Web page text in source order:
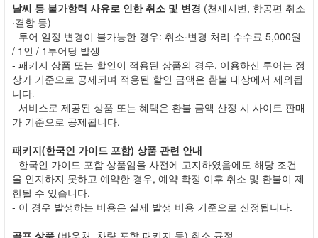
날씨 등 불가항력 사유로 인한 취소 및 변경 (천재지변, 항공편 취소
·결항 등)
- 투어 일정 변경이 불가능한 경우: 취소·변경 처리 수수료 5,000원
/ 1인 / 1투어당 발생
- 패키지 상품 또는 할인이 적용된 상품의 경우, 이용하신 투어는 정
상가 기준으로 공제되며 적용된 할인 금액은 환불 대상에서 제외됩
니다.
- 서비스로 제공된 상품 또는 혜택은 환불 금액 산정 시 사이트 판매
가 기준으로 공제됩니다.
패키지(한국인 가이드 포함) 상품 관련 안내
- 한국인 가이드 포함 상품임을 사전에 고지하였음에도 해당 조건
을 인지하지 못하고 예약한 경우, 예약 확정 이후 취소 및 환불이 제
한될 수 있습니다.
- 이 경우 발생하는 비용은 실제 발생 비용 기준으로 산정됩니다.
골프 상품 (바우처, 차량 포함 패키지 등) 취소 규정